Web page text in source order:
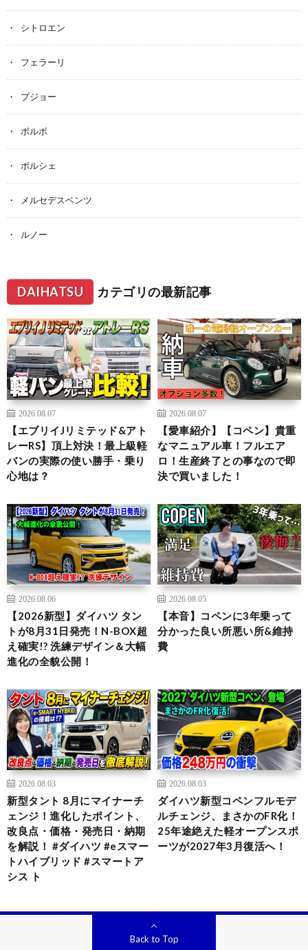
シトロエン
フェラーリ
プジョー
ボルボ
ポルシェ
メルセデスベンツ
ルノー
DAIHATSU カテゴリの最新記事
2026.08.07
【エブリイJリミテッド&アト
レーRS】頂上対決！最上級軽
バンの実際の使い勝手・乗り
心地は？
2026.08.07
【愛車紹介】【コペン】貴重
なマニュアル車！フルエア
ロ！生産終了との事なので即
決で買いました！
2026.08.06
【2026新型】ダイハツ タン
トが8月31日発売！N-BOX超
え確実!? 洗練デザイン＆大幅
進化の全貌公開！
2026.08.05
【本音】コペンに3年乗って
分かった良い所悪い所&維持
費
2026.08.03
新型タント 8月にマイナーチ
ェンジ！進化したポイント、
改良点・価格・発売日・納期
を解説！ #ダイハツ #eスマー
トハイブリッド #スマートア
シス ト
2026.08.03
ダイハツ新型コペンフルモデ
ルチェンジ、まさかのFR化！
25年途絶えた軽オープンスポ
ーツが2027年3月復活へ！
Back to Top